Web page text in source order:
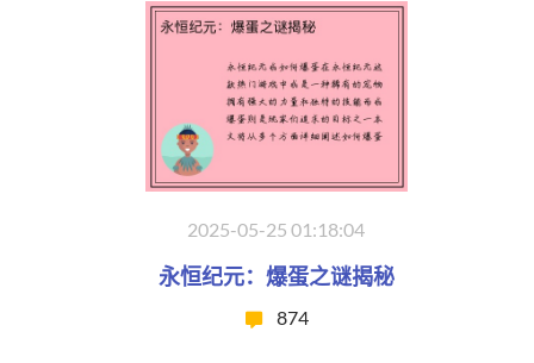
2025-05-25 01:18:04
永恒纪元：爆蛋之谜揭秘
874